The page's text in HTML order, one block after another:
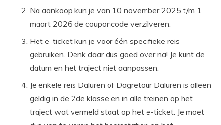
Na aankoop kun je van 10 november 2025 t/m 1
maart 2026 de couponcode verzilveren.
Het e-ticket kun je voor één specifieke reis
gebruiken. Denk daar dus goed over na! Je kunt de
datum en het traject niet aanpassen.
Je enkele reis Daluren of Dagretour Daluren is alleen
geldig in de 2de klasse en in alle treinen op het
traject wat vermeld staat op het e-ticket. Je moet